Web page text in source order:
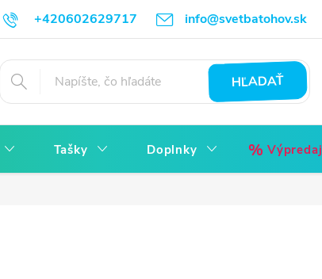
+420602629717 info@svetbatohov.sk
Všetko o Nákupu Napíšte nám Reklamácia bez starostí
HĽADAŤ
Tašky Doplnky Výpredaj